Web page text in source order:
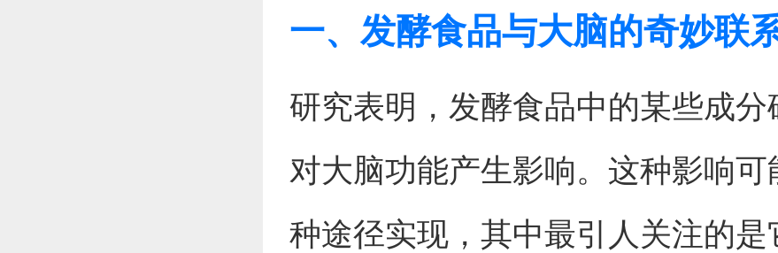
一、发酵食品与大脑的奇妙联
研究表明，发酵食品中的某些成分
对大脑功能产生影响。这种影响可
种途径实现，其中最引人关注的是